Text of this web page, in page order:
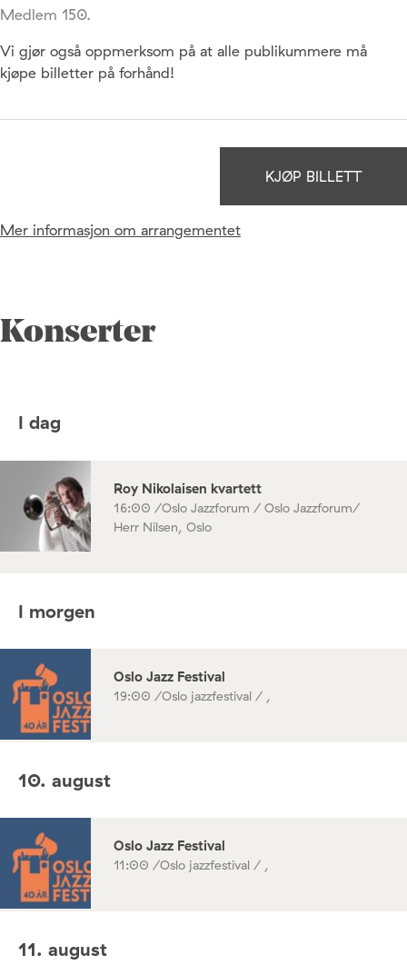
Medlem 150.
Vi gjør også oppmerksom på at alle publikummere må
kjøpe billetter på forhånd!
KJØP BILLETT
Mer informasjon om arrangementet
Konserter
I dag
Roy Nikolaisen kvartett
16:00 /Oslo Jazzforum / Oslo Jazzforum/
Herr Nilsen, Oslo
I morgen
Oslo Jazz Festival
19:00 /Oslo jazzfestival / ,
10. august
Oslo Jazz Festival
11:00 /Oslo jazzfestival / ,
11. august